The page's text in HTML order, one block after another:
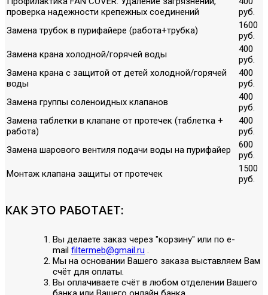
проверка надежности крепежных соединений
руб.
Замена трубок в пурифайере (работа+трубка)
1600
руб.
Замена крана холодной/горячей воды
400
руб.
Замена крана с защитой от детей холодной/горячей
воды
400
руб.
Замена группы соленоидных клапанов
400
руб.
Замена таблетки в клапане от протечек (таблетка +
работа)
400
руб.
Замена шарового вентиля подачи воды на пурифайер
600
руб.
Монтаж клапана защиты от протечек
1500
руб.
КАК ЭТО РАБОТАЕТ:
Вы делаете заказ через "корзину" или по е-
mail filtermeb@gmail.ru .
Мы на основании Вашего заказа выставляем Вам
счёт для оплаты.
Вы оплачиваете счёт в любом отделении Вашего